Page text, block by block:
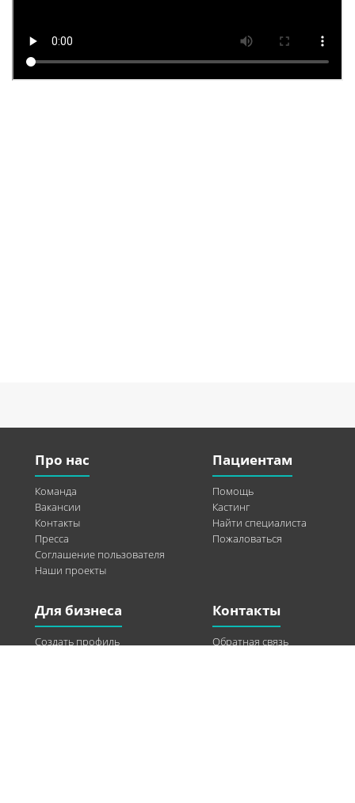
Про нас
Команда
Вакансии
Контакты
Пресса
Соглашение пользователя
Наши проекты
Пациентам
Помощь
Кастинг
Найти специалиста
Пожаловаться
Для бизнеса
Создать профиль
Контакты
Обратная связь